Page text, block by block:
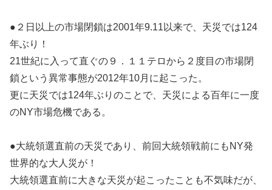
●２日以上の市場閉鎖は2001年9.11以来で、天災では124
年ぶり！
21世紀に入って直ぐの９．１１テロから２度目の市場閉
鎖という異常事態が2012年10月に起こった。
更に天災では124年ぶりのことで、天災による百年に一度
のNY市場危機である。
●大統領選直前の天災であり、前回大統領戦前にもNY発
世界的な大人災が！
大統領選直前に大きな天災が起こったことも不気味だが、